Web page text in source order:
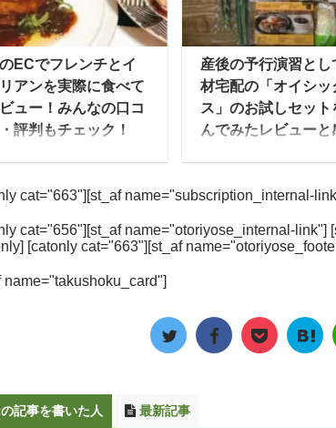
大好きなサーモンや
ロといったところの
、エビ、ホタテなど
気なようです。 そん
寿司ですが、コロナ
響で自宅で食事をす
が増えており、宅配
も非常に需要が増え
人気店を5つ厳選し
紹介したいと思いま
月に1回は食べてい
が好き 宅配寿司の人
など、日本だけでな
外各地から取り寄せ
選りすぐりの食品を
えていることで有名
す。 だいすけちょっ
いものを置いている
な高級スーパーとい
メージですね。 そ
レー製造メーカー最
のエフピコ社と組ん
売しているのが「レ
殊な高性能プラスチ
容器の中に入ってい
ECでフレンチとイ
アンを実際に食べて
ュー！みんなの口コ
評判もチェック！
営する「俺の」シリ
のお取り寄せ通販オ
インショップです。
の中でも人気のフレ
開発に携わていま
。 手間を掛けることな
産後の予行演習とし
材宅配の「オイシッ
ス」のお試しセット
んでみたレビューと
もが産まれたら、し
くは自転車に乗れな
ると思い、スーパー
んな時、宅配野菜が
ということを知り、
cat="663"][st_af name="subscription_internal-
cat="656"][st_af name="otoriyose_internal-link"]
[catonly cat="663"][st_af
name="takushoku_card"]
記事を書いた人 最新記事